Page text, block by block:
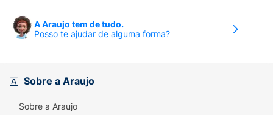
A Araujo tem de tudo.
Posso te ajudar de alguma forma?
Sobre a Araujo
Sobre a Araujo